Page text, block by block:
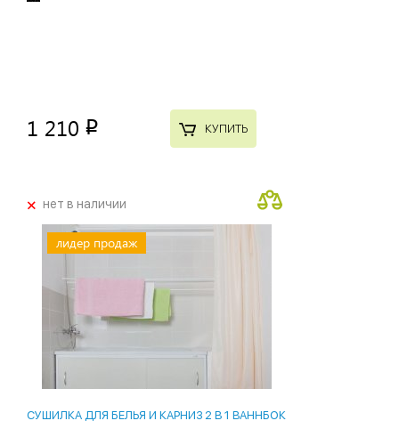
1 210 p КУПИТЬ
+нет в наличии
лидер продаж
СУШИЛКА ДЛЯ БЕЛЬЯ И КАРНИЗ 2 В 1 ВАННБОК